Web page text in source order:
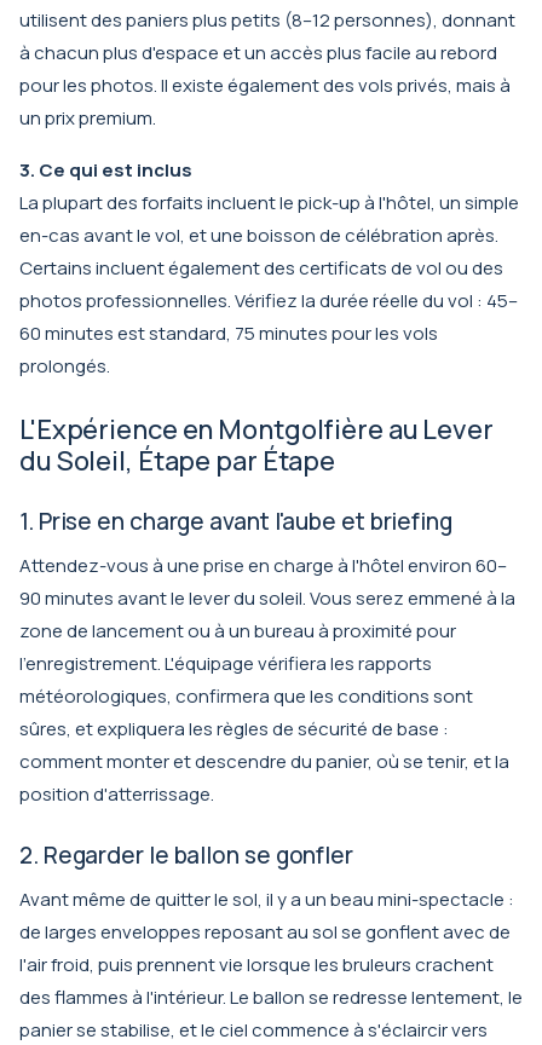
utilisent des paniers plus petits (8–12 personnes), donnant
à chacun plus d'espace et un accès plus facile au rebord
pour les photos. Il existe également des vols privés, mais à
un prix premium.
3. Ce qui est inclus
La plupart des forfaits incluent le pick-up à l'hôtel, un simple
en-cas avant le vol, et une boisson de célébration après.
Certains incluent également des certificats de vol ou des
photos professionnelles. Vérifiez la durée réelle du vol : 45–
60 minutes est standard, 75 minutes pour les vols
prolongés.
L'Expérience en Montgolfière au Lever
du Soleil, Étape par Étape
1. Prise en charge avant l'aube et briefing
Attendez-vous à une prise en charge à l'hôtel environ 60–
90 minutes avant le lever du soleil. Vous serez emmené à la
zone de lancement ou à un bureau à proximité pour
l'enregistrement. L'équipage vérifiera les rapports
météorologiques, confirmera que les conditions sont
sûres, et expliquera les règles de sécurité de base :
comment monter et descendre du panier, où se tenir, et la
position d'atterrissage.
2. Regarder le ballon se gonfler
Avant même de quitter le sol, il y a un beau mini-spectacle :
de larges enveloppes reposant au sol se gonflent avec de
l'air froid, puis prennent vie lorsque les bruleurs crachent
des flammes à l'intérieur. Le ballon se redresse lentement, le
panier se stabilise, et le ciel commence à s'éclaircir vers